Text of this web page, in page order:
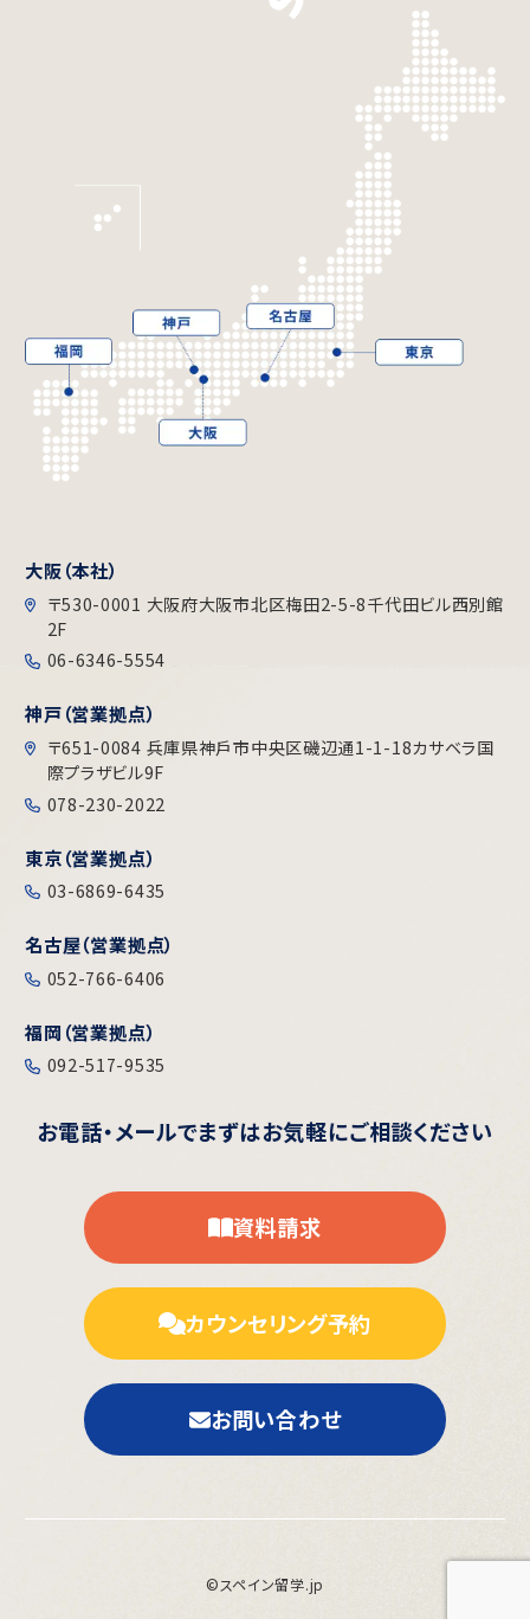
大阪（本社）
〒530-0001 大阪府大阪市北区梅田2-5-8千代田ビル⻄別館
2F
06-6346-5554
神戸（営業拠点）
〒651-0084 兵庫県神戶市中央区磯辺通1-1-18カサベラ国
際プラザビル9F
078-230-2022
東京（営業拠点）
03-6869-6435
名古屋（営業拠点）
052-766-6406
福岡（営業拠点）
092-517-9535
お電話・メールでまずはお気軽にご相談ください
資料請求
カウンセリング予約
お問い合わせ
©スペイン留学.jp